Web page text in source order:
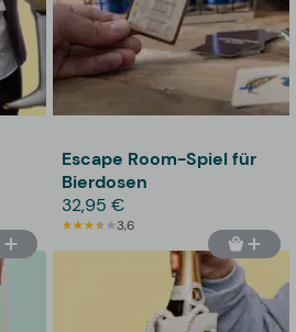
Escape Room-Spiel für
Bierdosen
32,95 €
3,6